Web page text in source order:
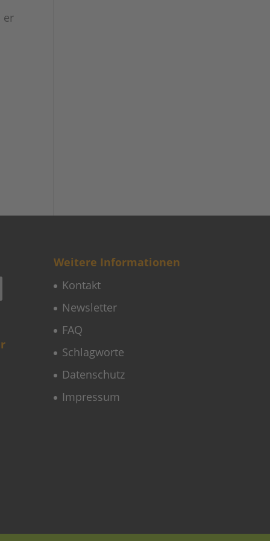
er
Weitere Informationen
Kontakt
Newsletter
FAQ
Schlagworte
Datenschutz
Impressum